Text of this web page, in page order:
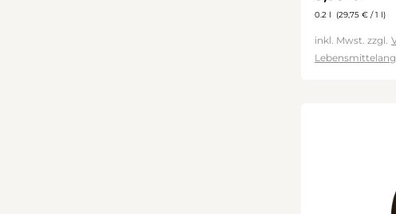
0.2 l (29,75 € / 1 l)
inkl. Mwst. zzgl.